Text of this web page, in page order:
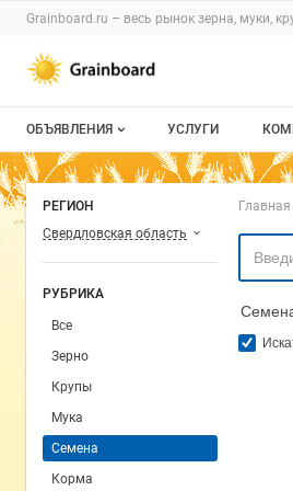
Раздел навигации по
Grainboard.ru – весь рынок зерна, муки,
Авторизация и меню
Навигация по разделам
ОБЪЯВЛЕНИЯ
Все объявления
Мои объявления
УСЛУГИ
О
РЕГИОН
Свердловская область
РУБРИКА
Все
Зерно
Крупы
Мука
Семена
Корма
Главная